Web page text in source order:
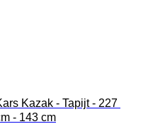
Kazak - Tapijt - 227
- 143 cm